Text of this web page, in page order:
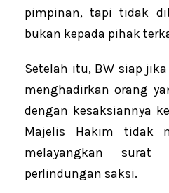
pimpinan, tapi tidak
bukan kepada pihak
Setelah itu, BW siap
menghadirkan orang
dengan kesaksiannya
Majelis Hakim tidak
melayangkan
perlindungan saksi.